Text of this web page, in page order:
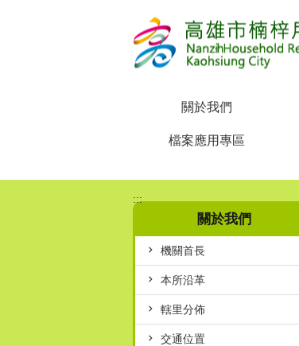
關於我們
檔案應用專區
:::
關於我們
機關首長
本所沿革
轄里分佈
交通位置